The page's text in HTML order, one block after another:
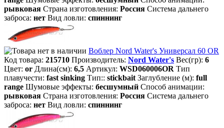
рывковая Страна изготовления: Россия Система дальнего
заброса: нет Вид ловли: спиннинг
Воблер Nord Water's Универсал 60 OR
Код товара: 215710 Производитель: Nord Water's Вес(гр): 6
Цвет: or Длина(см): 6,5 Артикул: WSD060006OR Тип
плавучести: fast sinking Тип:: stickbait Заглубление (м): full
range Шумовые эффекты: бесшумный Способ анимации:
рывковая Страна изготовления: Россия Система дальнего
заброса: нет Вид ловли: спиннинг